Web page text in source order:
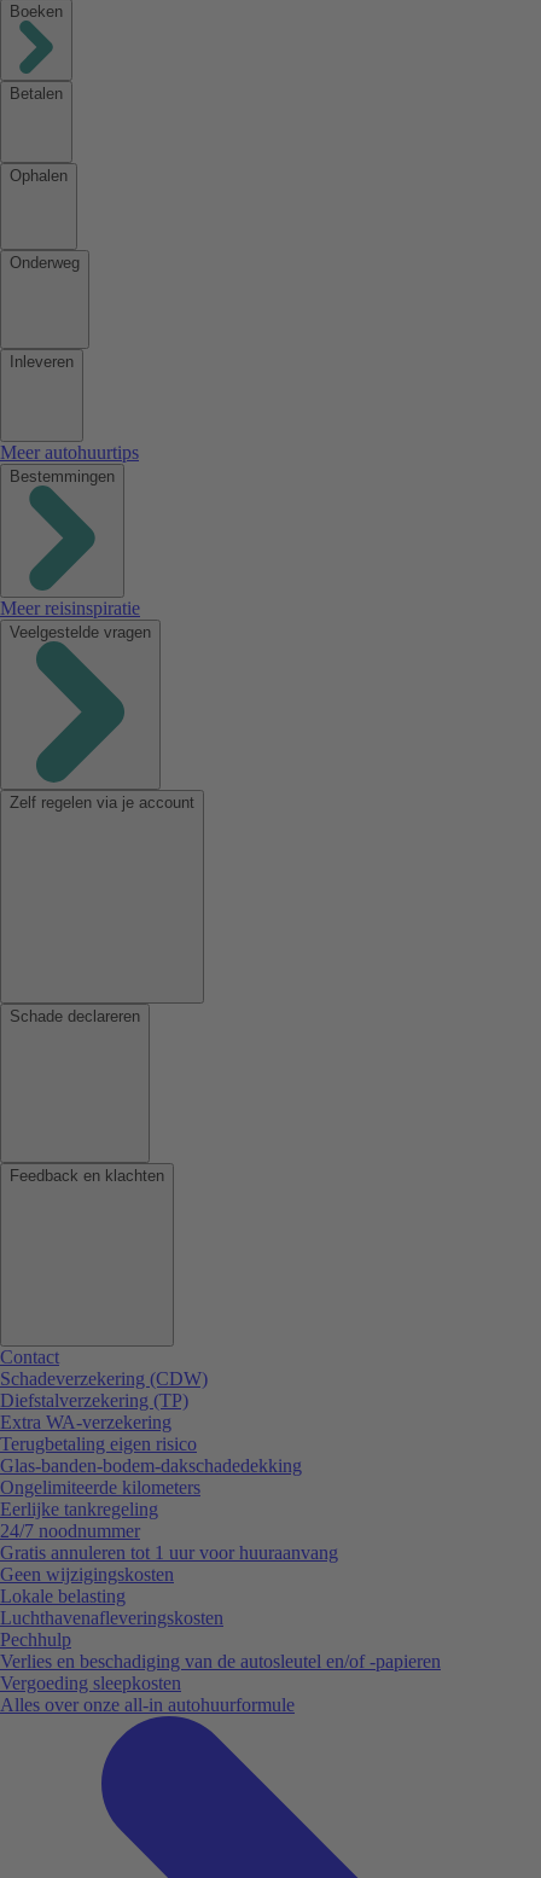
Boeken
Betalen
Ophalen
Onderweg
Inleveren
Meer autohuurtips
Bestemmingen
Meer reisinspiratie
Veelgestelde vragen
Zelf regelen via je account
Schade declareren
Feedback en klachten
Contact
Schadeverzekering (CDW)
Diefstalverzekering (TP)
Extra WA-verzekering
Terugbetaling eigen risico
Glas-banden-bodem-dakschadedekking
Ongelimiteerde kilometers
Eerlijke tankregeling
24/7 noodnummer
Gratis annuleren tot 1 uur voor huuraanvang
Geen wijzigingskosten
Lokale belasting
Luchthavenafleveringskosten
Pechhulp
Verlies en beschadiging van de autosleutel en/of -papieren
Vergoeding sleepkosten
Alles over onze all-in autohuurformule